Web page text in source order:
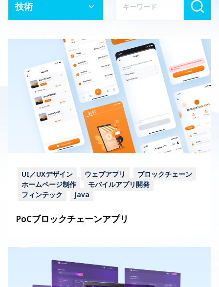
技術
UI／UXデザイン ウェブアプリ
ブロックチェーン
ホームページ制作
モバイルアプリ開発
フィンテック
Java
PoCブロックチェーンアプリ